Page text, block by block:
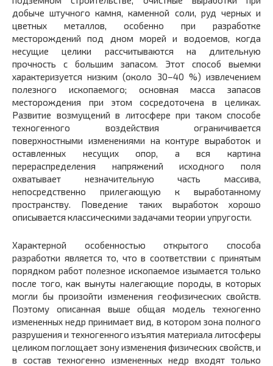
добыче штучного камня, каменной соли, руд черных и
цветных металлов, особенно при разработке
месторождений под дном морей и водоемов, когда
несущие целики рассчитываются на длительную
прочность с большим запасом. Этот способ выемки
характеризуется низким (около 30–40 %) извлечением
полезного ископаемого; основная масса запасов
месторождения при этом сосредоточена в целиках.
Развитие возмущений в литосфере при таком способе
техногенного воздействия ограничивается
поверхностными изменениями на контуре выработок и
оставленных несущих опор, а вся картина
перераспределения напряжений исходного поля
охватывает незначительную часть массива,
непосредственно прилегающую к выработанному
пространству. Поведение таких выработок хорошо
описывается классическими задачами теории упругости.
Характерной особенностью открытого способа
разработки является то, что в соответствии с принятым
порядком работ полезное ископаемое изымается только
после того, как вынуты налегающие породы, в которых
могли бы произойти изменения геофизических свойств.
Поэтому описанная выше общая модель техногенно
измененных недр принимает вид, в котором зона полного
разрушения и техногенного изъятия материала литосферы
целиком поглощает зону изменения физических свойств, и
в состав техногенно измененных недр входят только